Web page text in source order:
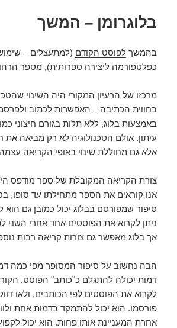
בלוגרומן – המשך
בהמשךלפוסט הקודם (למתעצלים –
כפלטפורמה ליצירה ספרותית), מספר
מרכזו של הרעיון המקורי היה השינוי
בחווית הכתיבה – האפשרות לכתוב
באמצעות בלוג, ללא תלות בגורם חיצוני
עיתון. אולם הטכנולוגיה לא רק מביאה
אלא גם מחוללת שינוי באופי הקריאה
צורת הקריאה המקובלת של ספר מודפס
אנו קוראים את הספר מתחילתו עד סופו,
סיפור שמפורסם בבלוג יכול כמובן גם הוא
ניתן לקרוא את הפוסטים אחד אחרי השני
אך בלוג מאפשר גם צורות קריאה רבות
הבה נחשוב על סיפור המסופר מפי כמה
דמות יכולה להתגלם כ"כותב" הפוסט.
לקרוא את הפוסטים לפי הכותבים, ולאו
פורסמו. הוא יכול להתמקד בדמות אחת
אחרת המעניינת אותו פחות. הוא יכול